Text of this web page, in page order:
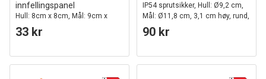
innfellingspanel
Hull: 8cm x 8cm, Mål: 9cm x
9cm
33 kr
IP54 sprutsikker, Hull: Ø9,2 cm,
Mål: Ø11,8 cm, 3,1 cm høy, rund,
hvit kant
90 kr